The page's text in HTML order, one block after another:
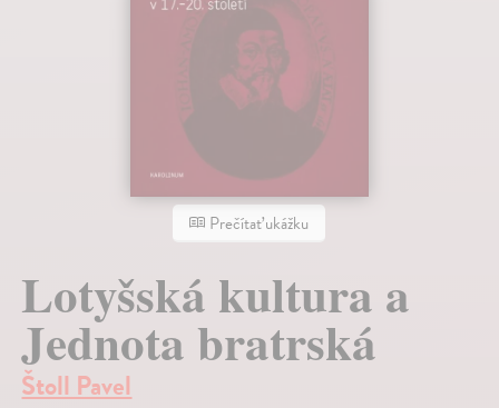
Prečítať ukážku
Lotyšská kultura a
Jednota bratrská
Štoll Pavel